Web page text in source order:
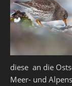
diese an die
Meer- und